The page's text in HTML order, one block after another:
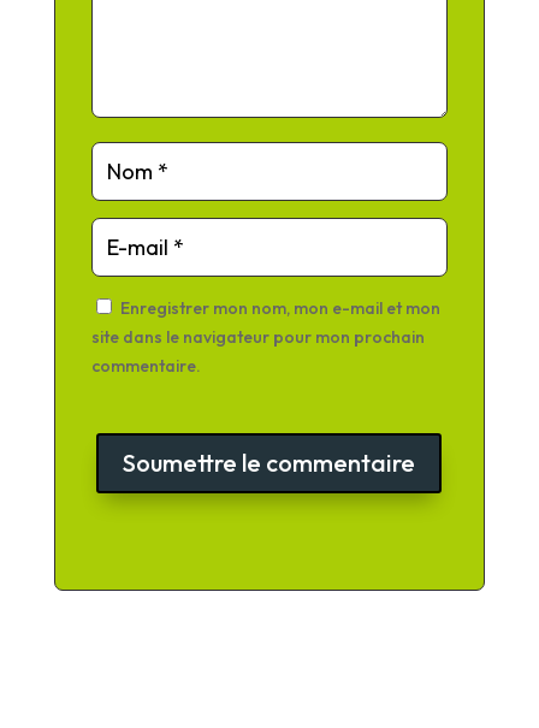
Enregistrer mon nom, mon e-mail et mon
site dans le navigateur pour mon prochain
commentaire.
Soumettre le commentaire